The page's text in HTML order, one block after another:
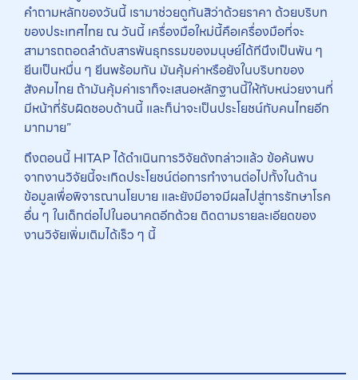
คำถามหลักของวันนี้ เรามาช่วยดูกันสิว่าด้วยราคา ด้วยบริบท
ของประเทศไทย ณ วันนี้ เครื่องมือใหม่นี้คือเครื่องมือที่จะ
สามารถถอดลำดับสารพันธุกรรมของมนุษย์ได้ทีนึงเป็นพัน ๆ
ยีนเป็นหมื่น ๆ ยีนพร้อมกัน มันคุ้มค่าหรือยังในบริบทของ
สังคมไทย ถ้ามันคุ้มค่าเราก็จะเสนอหลักฐานนี้ให้กับหน่วยงานที่
มีหน้าที่รับผิดชอบด้านนี้ และก็น่าจะเป็นประโยชน์กับคนไทยอีก
มากมาย”
ถึงตอนนี้ HITAP ได้ดำเนินการวิจัยดังกล่าวแล้ว ข้อค้นพบ
จากงานวิจัยนี้จะเกิดประโยชน์ต่อการทำงานต่อไปทั้งในด้าน
ข้อมูลเพื่อพิจารณานโยบาย และยังมีอาจมีผลไปสู่การรักษาโรค
อื่น ๆ ในเด็กต่อไปในอนาคตอีกด้วย ติดตามรายละเอียดของ
งานวิจัยเพิ่มเติมได้เร็ว ๆ นี้